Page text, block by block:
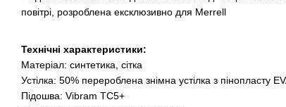
повітрі, розроблена ексклюзивно для Merrell
Технічні характеристики:
Матеріал: синтетика, сітка
Устілка: 50% перероблена знімна устілка з пінопласту
Підошва: Vibram TC5+